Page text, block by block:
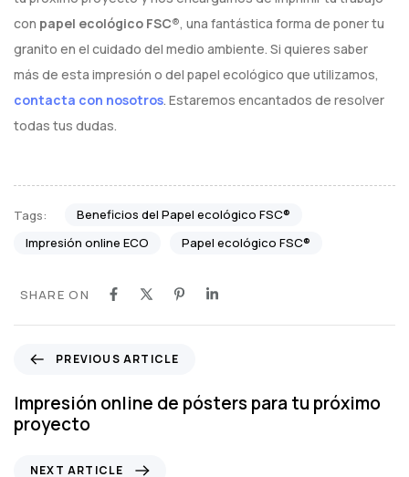
con papel ecológico FSC®️, una fantástica forma de poner tu
granito en el cuidado del medio ambiente. Si quieres saber
más de esta impresión o del papel ecológico que utilizamos,
contacta con nosotros. Estaremos encantados de resolver
todas tus dudas.
Tags:
Beneficios del Papel ecológico FSC®️
Impresión online ECO
Papel ecológico FSC®️
SHARE ON
e
v
i
PREVIOUS ARTICLE
Impresión online de pósters para tu próximo
proyecto
NEXT ARTICLE